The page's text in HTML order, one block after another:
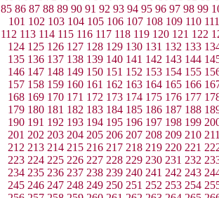
85 86 87 88 89 90 91 92 93 94 95 96 97 98 99
101 102 103 104 105 106 107 108 109 110 111
112 113 114 115 116 117 118 119 120 121 122
124 125 126 127 128 129 130 131 132 133
135 136 137 138 139 140 141 142 143 144
146 147 148 149 150 151 152 153 154 155
157 158 159 160 161 162 163 164 165 166
168 169 170 171 172 173 174 175 176 177
179 180 181 182 183 184 185 186 187 188
190 191 192 193 194 195 196 197 198 199
201 202 203 204 205 206 207 208 209 210
212 213 214 215 216 217 218 219 220 221
223 224 225 226 227 228 229 230 231 232
234 235 236 237 238 239 240 241 242 243
245 246 247 248 249 250 251 252 253 254